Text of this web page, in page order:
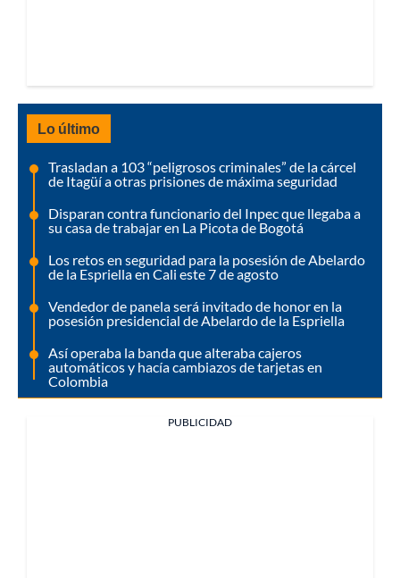
Lo último
Trasladan a 103 “peligrosos criminales” de la cárcel
de Itagüí a otras prisiones de máxima seguridad
Disparan contra funcionario del Inpec que llegaba a
su casa de trabajar en La Picota de Bogotá
Los retos en seguridad para la posesión de Abelardo
de la Espriella en Cali este 7 de agosto
Vendedor de panela será invitado de honor en la
posesión presidencial de Abelardo de la Espriella
Así operaba la banda que alteraba cajeros
automáticos y hacía cambiazos de tarjetas en
Colombia
PUBLICIDAD